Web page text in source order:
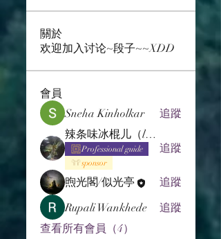
關於
欢迎加入讨论~段子~~XDD
會員
Sneha Kinholkar
追蹤
辣条味冰棍儿（lof别玩了要氪金的）
Professional guide
sponsor
追蹤
煦光閣/似光亭
追蹤
Rupali Wankhede
追蹤
查看所有會員（4）